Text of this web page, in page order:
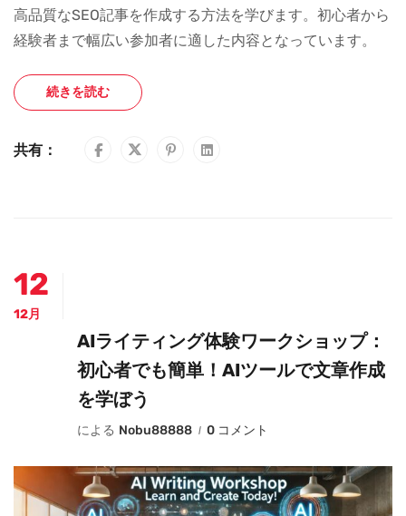
高品質なSEO記事を作成する方法を学びます。初心者から
経験者まで幅広い参加者に適した内容となっています。
続きを読む
共有：
12
12月
AIライティング体験ワークショップ：
初心者でも簡単！AIツールで文章作成
を学ぼう
による Nobu88888 0 コメント